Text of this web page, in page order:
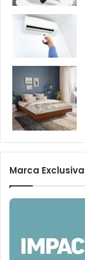
Marca Exclusiva